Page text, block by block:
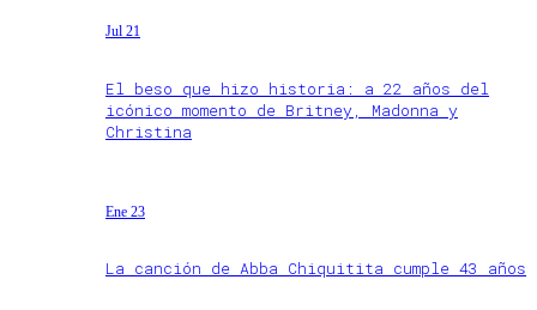
Jul 21
El beso que hizo historia: a 22 años del
icónico momento de Britney, Madonna y
Christina
Ene 23
La canción de Abba Chiquitita cumple 43 años